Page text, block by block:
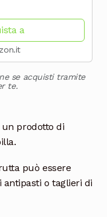
Carni
a
se acquisti tramite
te.
prodotto di
può essere
o taglieri di